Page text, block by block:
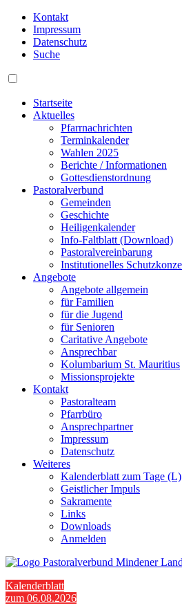
Kontakt
Impressum
Datenschutz
Suche
Startseite
Aktuelles
Pfarrnachrichten
Terminkalender
Wahlen 2025
Berichte / Informationen
Gottesdienstordnung
Pastoralverbund
Gemeinden
Geschichte
Heiligenkalender
Info-Faltblatt (Download)
Pastoralvereinbarung
Institutionelles
Angebote
Angebote allgemein
für Familien
für die Jugend
für Senioren
Caritative Angebote
Ansprechbar
Kolumbarium St. Mauritius
Missionsprojekte
Kontakt
Pastoralteam
Pfarrbüro
Ansprechpartner
Impressum
Datenschutz
Weiteres
Kalenderblatt zum Tage (L)
Geistlicher Impuls
Sakramente
Links
Downloads
Anmelden
Kalenderblatt
zum 06.08.2026